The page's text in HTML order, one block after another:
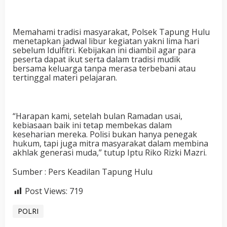
Memahami tradisi masyarakat, Polsek Tapung Hulu
menetapkan jadwal libur kegiatan yakni lima hari
sebelum Idulfitri. Kebijakan ini diambil agar para
peserta dapat ikut serta dalam tradisi mudik
bersama keluarga tanpa merasa terbebani atau
tertinggal materi pelajaran.
“Harapan kami, setelah bulan Ramadan usai,
kebiasaan baik ini tetap membekas dalam
keseharian mereka. Polisi bukan hanya penegak
hukum, tapi juga mitra masyarakat dalam membina
akhlak generasi muda,” tutup Iptu Riko Rizki Mazri.
Sumber : Pers Keadilan Tapung Hulu
Post Views: 719
POLRI